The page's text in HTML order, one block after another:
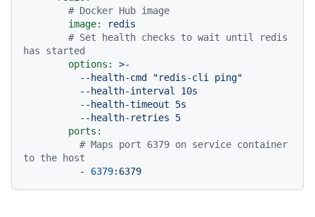
# Docker Hub image
image:
redis
# Set health checks to wait until redis
has started
options:
>-
ports:
# Maps port 6379 on service container
to the host
-
6379:6379